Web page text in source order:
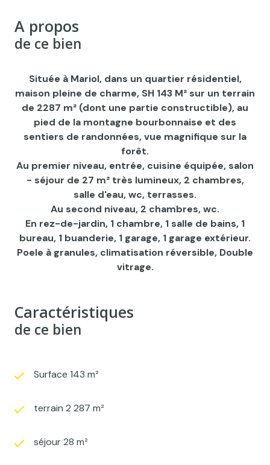
A propos
de ce bien
Située à Mariol, dans un quartier résidentiel,
maison pleine de charme, SH 143 M² sur un terrain
de 2287 m² (dont une partie constructible), au
pied de la montagne bourbonnaise et des
sentiers de randonnées, vue magnifique sur la
forêt.
Au premier niveau, entrée, cuisine équipée, salon
- séjour de 27 m² très lumineux, 2 chambres,
salle d'eau, wc, terrasses.
Au second niveau, 2 chambres, wc.
En rez-de-jardin, 1 chambre, 1 salle de bains, 1
bureau, 1 buanderie, 1 garage, 1 garage extérieur.
Poele à granules, climatisation réversible, Double
vitrage.
Caractéristiques
de ce bien
Surface 143 m²
terrain 2 287 m²
séjour 28 m²